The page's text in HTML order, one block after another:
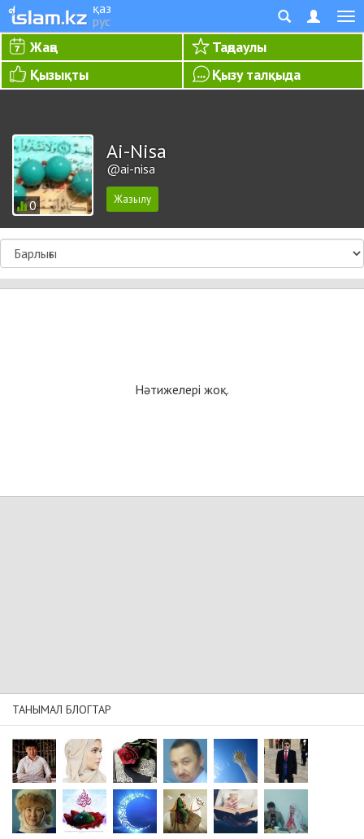
қаз
рус
Жаңа
Таңдаулы
Қызықты
Қызу талқыда
0
Ai-Nisa
@ai-nisa
Нәтижелері жоқ.
ТАНЫМАЛ БЛОГТАР